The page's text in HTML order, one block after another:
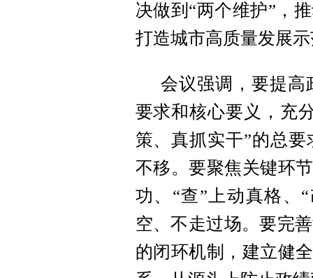
决做到“两个维护”，
打造城市高质量发展
会议强调，要提高
要求和核心要义，充
策、真抓实干”的总
不移。要聚焦关键环
功、“查”上动真格、
空、不走过场。要完
的闭环机制，建立健